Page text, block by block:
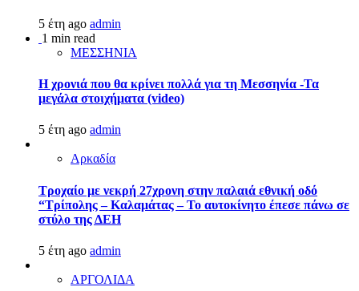
5 έτη ago admin
1 min read
ΜΕΣΣΗΝΙΑ
Η χρονιά που θα κρίνει πολλά για τη Μεσσηνία -Τα
μεγάλα στοιχήματα (video)
5 έτη ago admin
Αρκαδία
Τροχαίο με νεκρή 27χρονη στην παλαιά εθνική οδό
“Τρίπολης – Καλαμάτας – Το αυτοκίνητο έπεσε πάνω σε
στύλο της ΔΕΗ
5 έτη ago admin
ΑΡΓΟΛΙΔΑ